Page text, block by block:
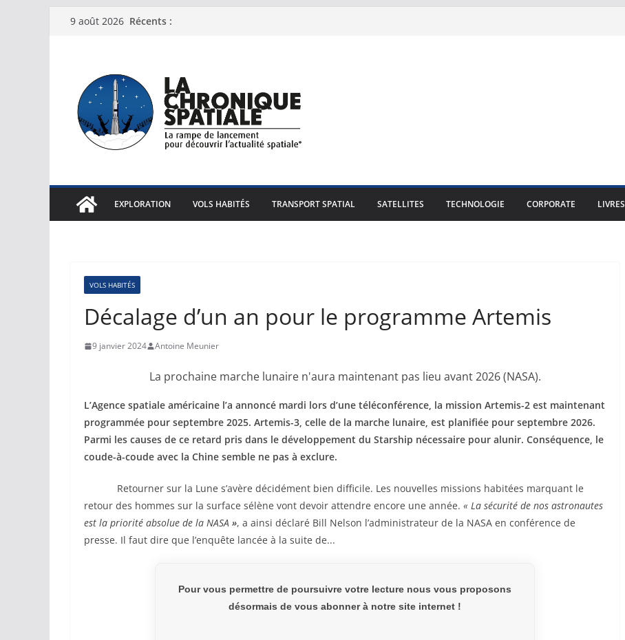
Passer9 août 2026 Récents :
EXPLORATION VOLS HABITÉS TRANSPORT SPATIAL SATELLITES TECHNOLOGIE CORPORATE LIVRES
VOLS HABITÉS
Décalage d’un an pour le programme Artemis
9 janvier 2024 Antoine Meunier
La prochaine marche lunaire n'aura maintenant pas lieu avant 2026 (NASA).
L’Agence spatiale américaine l’a annoncé mardi lors d’une téléconférence, la mission Artemis-2 est maintenant
programmée pour septembre 2025. Artemis-3, celle de la marche lunaire, est planifiée pour septembre 2026.
Parmi les causes de ce retard pris dans le développement du Starship nécessaire pour alunir. Conséquence, le
coude-à-coude avec la Chine semble ne pas à exclure.
Retourner sur la Lune s’avère décidément bien difficile. Les nouvelles missions habitées marquant le
retour des hommes sur la surface sélène vont devoir attendre encore une année. « La sécurité de nos astronautes
est la priorité absolue de la NASA », a ainsi déclaré Bill Nelson l’administrateur de la NASA en conférence de
presse. Il faut dire que l’enquête lancée à la suite de...
Pour vous permettre de poursuivre votre lecture nous vous proposons
désormais de vous abonner à notre site internet !